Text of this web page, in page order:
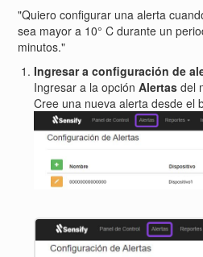
"Quiero configurar una alerta
sea mayor a 10° C durante un
minutos."
Ingresar a configuración de
Ingresar a la opciónAlertas del
Cree una nueva alerta desde el